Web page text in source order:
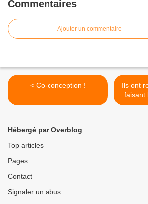
Commentaires
Ajouter un commentaire
< Co-conception !
Ils ont
faisant
Hébergé par Overblog
Top articles
Pages
Contact
Signaler un abus